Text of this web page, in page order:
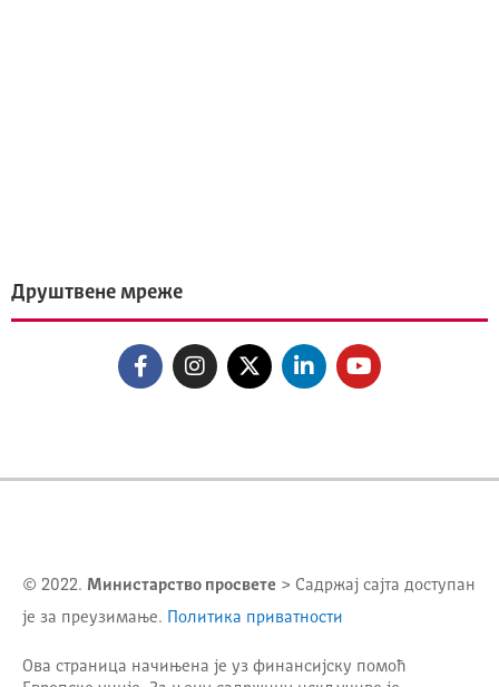
Друштвене мреже
© 2022. Министарство просвете > Садржај сајта доступан
је за преузимање. Политика приватности
Ова страница начињена је уз финансијску помоћ